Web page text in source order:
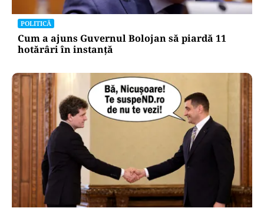
POLITICĂ
Cum a ajuns Guvernul Bolojan să piardă 11
hotărâri în instanță